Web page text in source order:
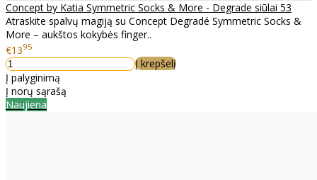
Concept by Katia Symmetric Socks & More - Degrade siūlai 53
Atraskite spalvų magiją su Concept Degradé Symmetric Socks &
More – aukštos kokybės finger..
€1395
Į krepšelį
Į palyginimą
Į norų sąrašą
Naujiena